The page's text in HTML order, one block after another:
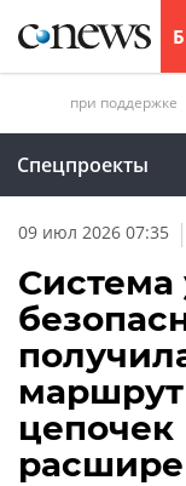
при поддержке
Спецпроекты
09 июл 2026 07:35 |
Система
цепочек